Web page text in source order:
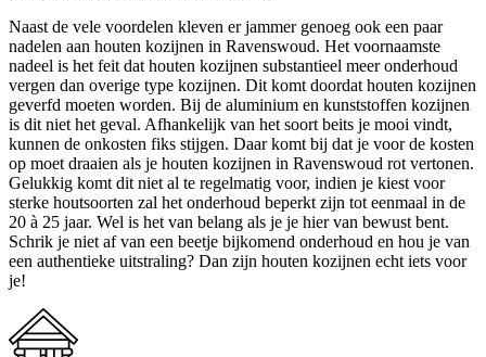
Naast de vele voordelen kleven er jammer genoeg ook een paar
nadelen aan houten kozijnen in Ravenswoud. Het voornaamste
nadeel is het feit dat houten kozijnen substantieel meer onderhoud
vergen dan overige type kozijnen. Dit komt doordat houten kozijnen
geverfd moeten worden. Bij de aluminium en kunststoffen kozijnen
is dit niet het geval. Afhankelijk van het soort beits je mooi vindt,
kunnen de onkosten fiks stijgen. Daar komt bij dat je voor de kosten
op moet draaien als je houten kozijnen in Ravenswoud rot vertonen.
Gelukkig komt dit niet al te regelmatig voor, indien je kiest voor
sterke houtsoorten zal het onderhoud beperkt zijn tot eenmaal in de
20 à 25 jaar. Wel is het van belang als je je hier van bewust bent.
Schrik je niet af van een beetje bijkomend onderhoud en hou je van
een authentieke uitstraling? Dan zijn houten kozijnen echt iets voor
je!